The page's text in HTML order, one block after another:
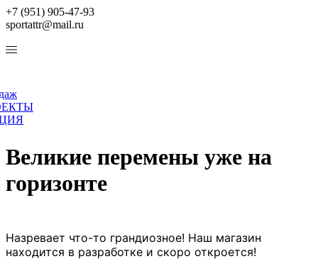
+7 (951) 905-47-93
sportattr@mail.ru
Великие перемены уже на
горизонте
Назревает что-то грандиозное! Наш магазин
находится в разработке и скоро откроется!